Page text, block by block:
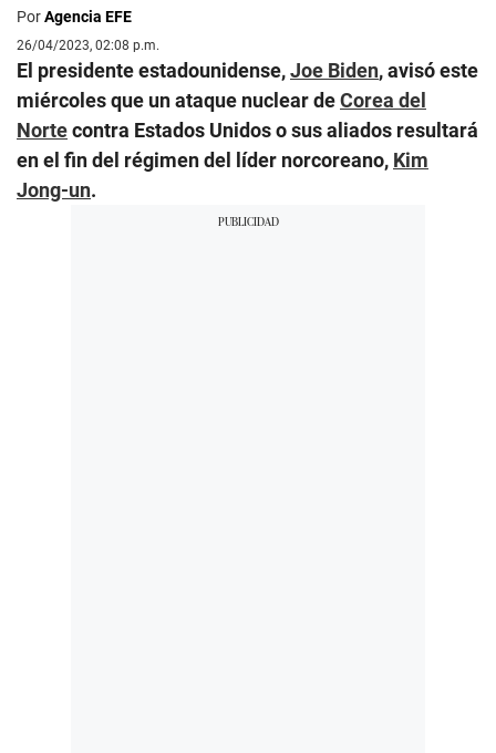
PorAgencia EFE
26/04/2023, 02:08 p.m.
El presidente estadounidense,Joe Biden, avisó este
miércoles que un ataque nuclear deCorea del
Nortecontra Estados Unidos o sus aliados resultará
en el fin del régimen del líder norcoreano, Kim
Jong-un.